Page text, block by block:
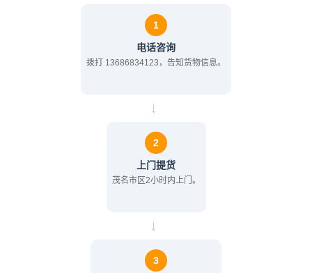
1
电话咨询
拨打 13686834123，告知货物信息。
→
2
上门提货
茂名市区2小时内上门。
→
3